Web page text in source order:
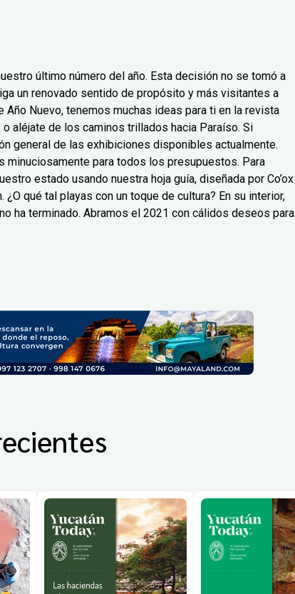
último número del año. Esta decisión no se tomó a
un renovado sentido de propósito y más visitantes a
Nuevo, tenemos muchas ideas para ti en la revista
aléjate de los caminos trillados hacia Paraíso. Si
general de las exhibiciones disponibles actualmente.
minuciosamente para todos los presupuestos. Para
estado usando nuestra hoja guía, diseñada por Co’ox
qué tal playas con un toque de cultura? En su interior,
ha terminado. Abramos el 2021 con cálidos deseos para